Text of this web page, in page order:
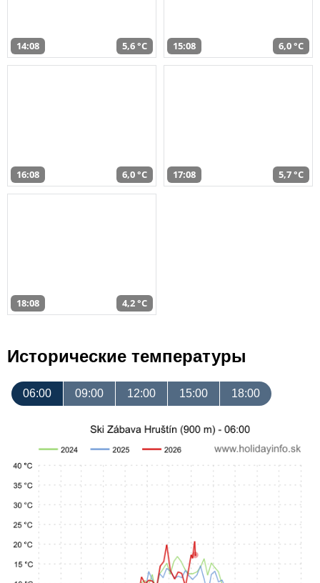
14:08 5,6 °C 15:08 6,0 °C
16:08 6,0 °C 17:08 5,7 °C
18:08 4,2 °C
Исторические температуры
06:00 09:00 12:00 15:00 18:00